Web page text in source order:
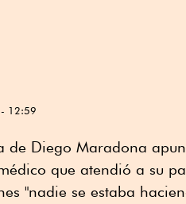
12:59
de Diego Maradona
que atendió a su
"nadie se estaba